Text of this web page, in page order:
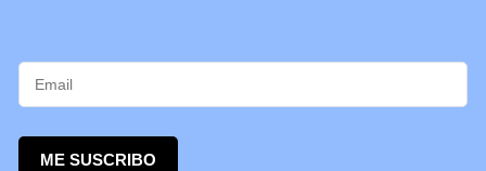
ME SUSCRIBO